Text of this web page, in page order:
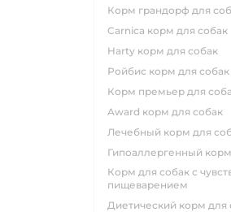
корм грандорф для
carnica корм для собак
harty корм для собак
ройбис корм для собак
корм премьер для
award корм для собак
лечебный корм для
гипоаллергенный
корм для собак с чувствительным
пищеварением
диетический корм для